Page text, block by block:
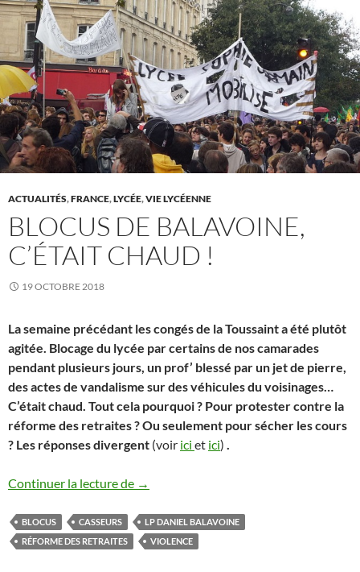
ACTUALITÉS,FRANCE,LYCÉE,VIE LYCÉENNE
BLOCUS DE BALAVOINE,
C’ÉTAIT CHAUD !
19 OCTOBRE 2018
La semaine précédant les congés de la Toussaint a été plutôt
agitée. Blocage du lycée par certains de nos camarades
pendant plusieurs jours, un prof’ blessé par un jet de pierre,
des actes de vandalisme sur des véhicules du voisinages…
C’était chaud. Tout cela pourquoi ? Pour protester contre la
réforme des retraites ? Ou seulement pour sécher les cours
? Les réponses divergent (voir ici et ici) .
Continuer la lecture de Blocus de Balavoine, c’était chaud !
→
BLOCUS CASSEURS
LP DANIEL BALAVOINE
RÉFORME DES RETRAITES
VIOLENCE